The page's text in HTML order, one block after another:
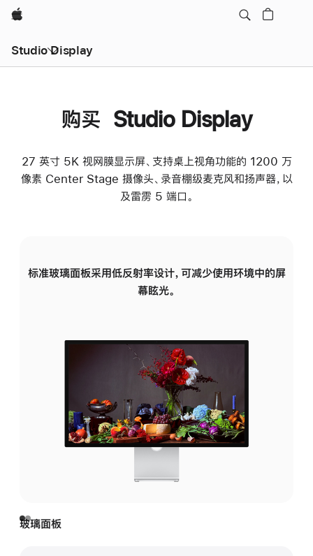
Apple
Studio Display
购买 Studio Display
27 英寸 5K 视网膜显示屏、支持桌上视角功能的 1200 万
像素 Center Stage 摄像头、录音棚级麦克风和扬声器，以
及雷雳 5 端口。
标准玻璃面板采用低反射率设计，可减少使用环境中的屏
幕眩光。
玻璃面板